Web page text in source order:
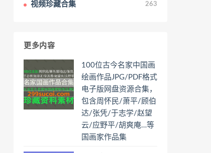
视频珍藏合集 263
更多内容
100位古今名家中国画
绘画作品JPG/PDF格式
电子版网盘资源合集，
包含周怀民/萧平/顾伯
达/张凭/于志学/赵望
云/应野平/胡爽庵…等
国画家作品集